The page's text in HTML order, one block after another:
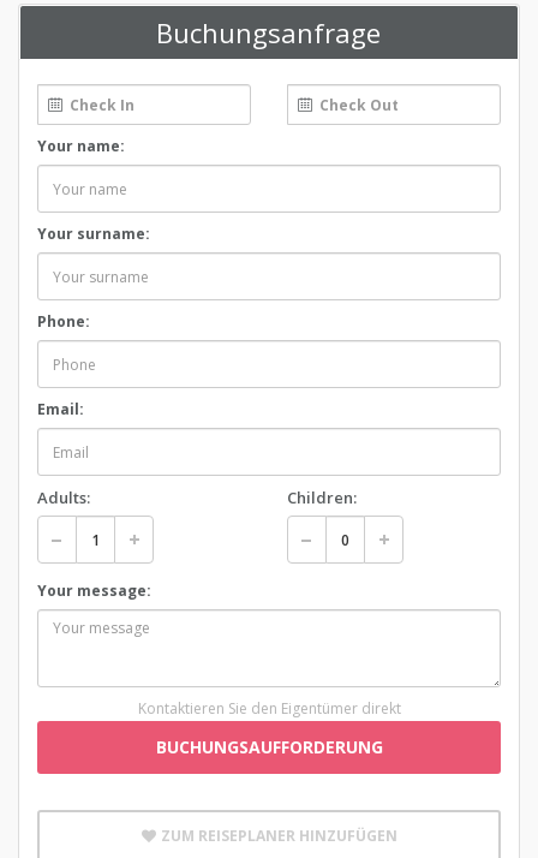
Buchungsanfrage
Your name:
Your surname:
Phone:
Email:
Adults: Children:
Your message:
Kontaktieren Sie den Eigentümer direkt
BUCHUNGSAUFFORDERUNG
ZUM REISEPLANER HINZUFÜGEN